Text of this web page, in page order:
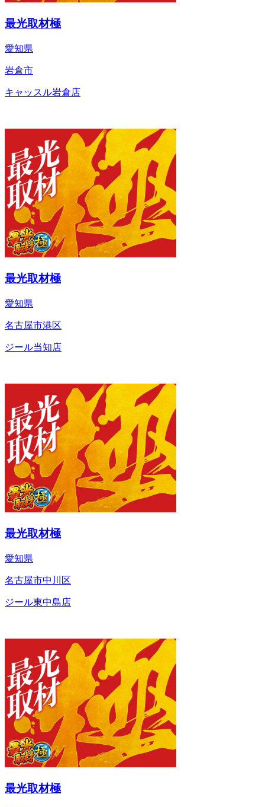
最光取材極
愛知県
岩倉市
キャッスル岩倉店
最光取材極
愛知県
名古屋市港区
ジール当知店
最光取材極
愛知県
名古屋市中川区
ジール東中島店
最光取材極